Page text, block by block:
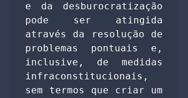
e da desburocratização
pode ser atingida
através da resolução de
problemas pontuais e,
inclusive, de medidas
infraconstitucionais,
sem termos que criar um